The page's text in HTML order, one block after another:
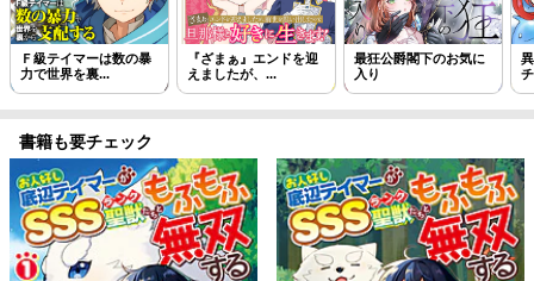
Ｆ級テイマーは数の暴
力で世界を裏...
『ざまぁ』エンドを迎
えましたが、...
最狂公爵閣下のお気に
入り
書籍も要チェック